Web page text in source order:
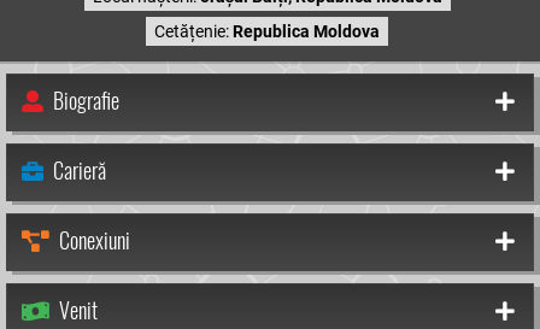
Cetățenie:Republica Moldova
Biografie
Carieră
Conexiuni
Venit